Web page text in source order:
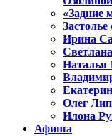
Ирина
Олег
Илона
Афиша